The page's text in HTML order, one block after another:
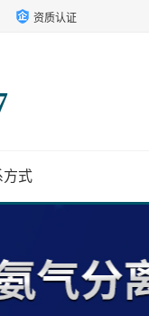
资质认证
方式